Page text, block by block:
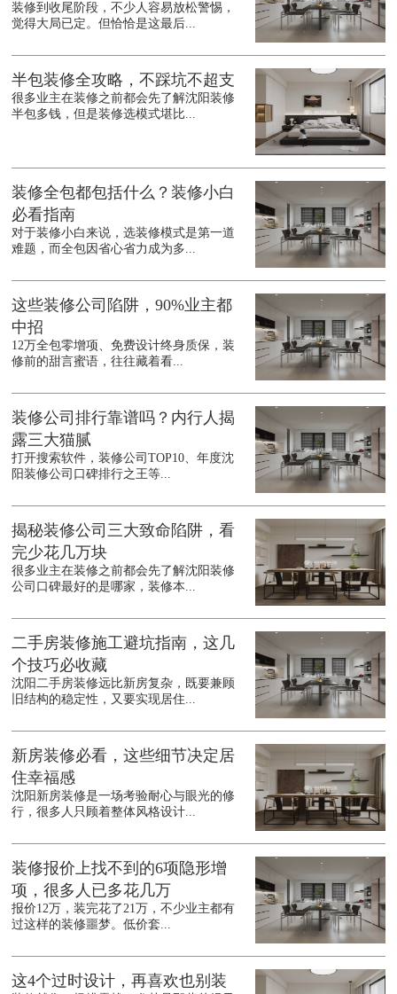
装修到收尾阶段，不少人容易放松警惕，
觉得大局已定。但恰恰是这最后...
半包装修全攻略，不踩坑不超支
很多业主在装修之前都会先了解沈阳装修
半包多钱，但是装修选模式堪比...
装修全包都包括什么？装修小白
必看指南
对于装修小白来说，选装修模式是第一道
难题，而全包因省心省力成为多...
这些装修公司陷阱，90%业主都
中招
12万全包零增项、免费设计终身质保，装
修前的甜言蜜语，往往藏着看...
装修公司排行靠谱吗？内行人揭
露三大猫腻
打开搜索软件，装修公司TOP10、年度沈
阳装修公司口碑排行之王等...
揭秘装修公司三大致命陷阱，看
完少花几万块
很多业主在装修之前都会先了解沈阳装修
公司口碑最好的是哪家，装修本...
二手房装修施工避坑指南，这几
个技巧必收藏
沈阳二手房装修远比新房复杂，既要兼顾
旧结构的稳定性，又要实现居住...
新房装修必看，这些细节决定居
住幸福感
沈阳新房装修是一场考验耐心与眼光的修
行，很多人只顾着整体风格设计...
装修报价上找不到的6项隐形增
项，很多人已多花几万
报价12万，装完花了21万，不少业主都有
过这样的装修噩梦。低价套...
这4个过时设计，再喜欢也别装